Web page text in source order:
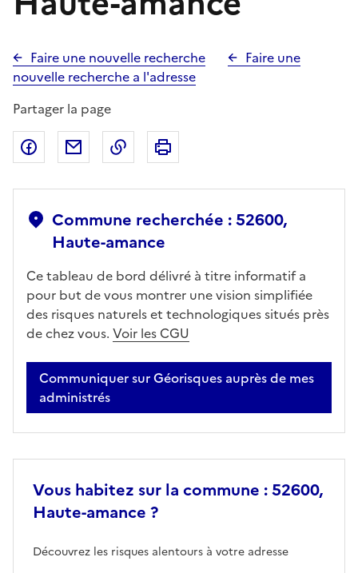
Faire une nouvelle recherche
Faire une
nouvelle recherche a l'adresse
Partager la page
Partager sur Facebook
Partager par emailCopier dans le presse-papier
Commune recherchée : 52600,
Haute-amance
Ce tableau de bord délivré à titre informatif a
pour but de vous montrer une vision simplifiée
des risques naturels et technologiques situés près
de chez vous. Voir les CGU
Communiquer sur Géorisques auprès de mes
administrés
Vous habitez sur la commune : 52600,
Haute-amance ?
Découvrez les risques alentours à votre adresse